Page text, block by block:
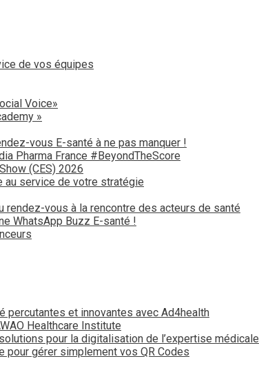
de vos équipes
Voice»
»
vous E-santé à ne pas manquer !
Pharma France #BeyondTheScore
(CES) 2026
au service de votre stratégie
rendez-vous à la rencontre des acteurs de santé
WhatsApp Buzz E-santé !
percutantes et innovantes avec Ad4health
Healthcare Institute
pour la digitalisation de l’expertise médicale
pour gérer simplement vos QR Codes